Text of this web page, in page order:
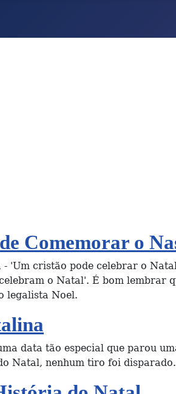
Comemorar o
- 'Um cristão pode celebrar o
o Natal'. É bom lembrar
legalista Noel.
data tão especial que parou
Natal, nenhum tiro foi disparado.